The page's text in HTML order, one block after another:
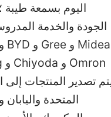
Română
កម្ពុជា។
বাংলা
الجودة والخدمة
BYD Gree
Midea
المتحدة واليابان